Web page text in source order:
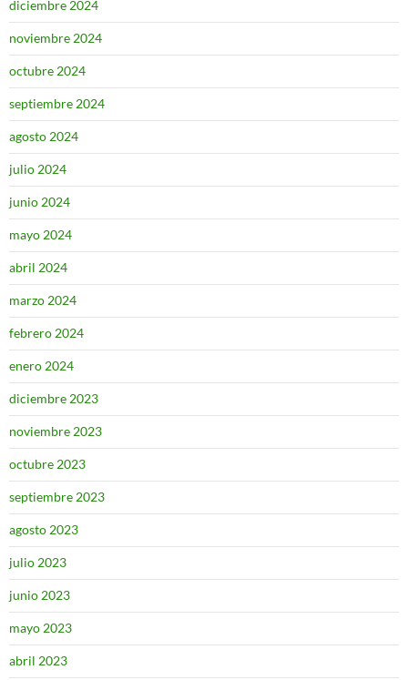
diciembre 2024
noviembre 2024
octubre 2024
septiembre 2024
agosto 2024
julio 2024
junio 2024
mayo 2024
abril 2024
marzo 2024
febrero 2024
enero 2024
diciembre 2023
noviembre 2023
octubre 2023
septiembre 2023
agosto 2023
julio 2023
junio 2023
mayo 2023
abril 2023